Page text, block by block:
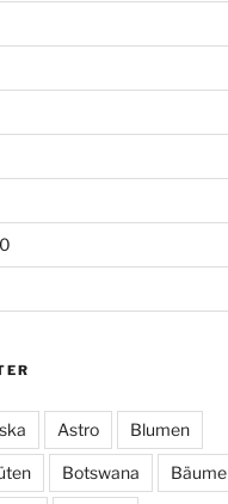
Astro Blumen
Botswana Bäume